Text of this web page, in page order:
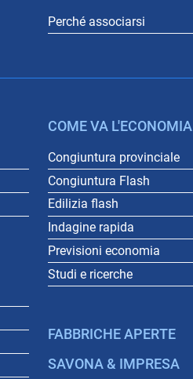
Perché associarsi
COME VA L'ECONOMIA
Congiuntura provinciale
Congiuntura Flash
Edilizia flash
Indagine rapida
Previsioni economia
Studi e ricerche
FABBRICHE APERTE
SAVONA & IMPRESA